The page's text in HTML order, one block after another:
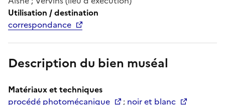
Utilisation / destination
correspondance
Description du bien muséal
Matériaux et techniques
procédé photomécanique
; noir et blanc